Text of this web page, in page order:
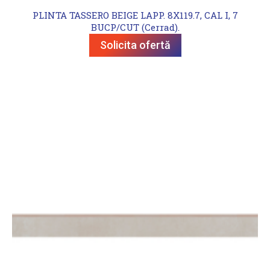
PLINTA TASSERO BEIGE LAPP. 8X119.7, CAL I, 7
BUCP/CUT (Cerrad).
Solicita ofertă